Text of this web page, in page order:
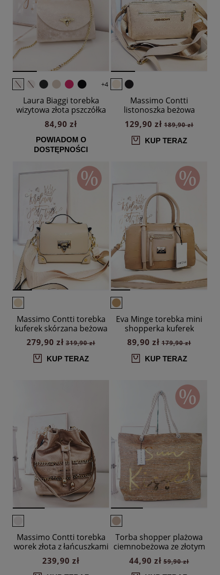
+4
Laura Biaggi torebka
wizytowa złota pszczółka
84,90 zł
POWIADOM O
DOSTĘPNOŚCI
Massimo Contti
listonoszka beżowa
dwukomorowa zip
129,90 zł 189,90 zł
KUP TERAZ
Massimo Contti torebka
kuferek skórzana beżowa
ćwieki
279,90 zł 319,90 zł
KUP TERAZ
Eva Minge torebka mini
shopperka kuferek
beżowa design
89,90 zł 179,90 zł
KUP TERAZ
Massimo Contti torebka
worek złota z łańcuszkami
239,90 zł
Torba shopper plażowa
ciemnobeżowa ze złotym
napisem
44,90 zł 59,90 zł